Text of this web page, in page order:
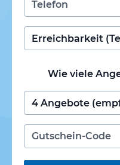
Wie viele